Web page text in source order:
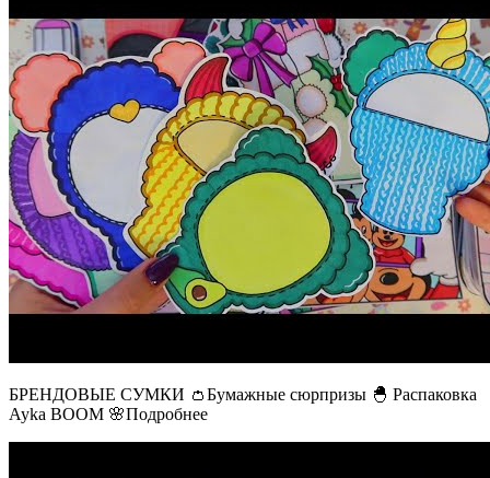
БРЕНДОВЫЕ СУМКИ 👛Бумажные сюрпризы 🐣 Распаковка
Ayka BOOM 🌸Подробнее